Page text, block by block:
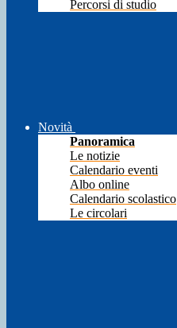
Percorsi di studio
Novità
Panoramica
Le notizie
Calendario eventi
Albo online
Calendario scolastico
Le circolari